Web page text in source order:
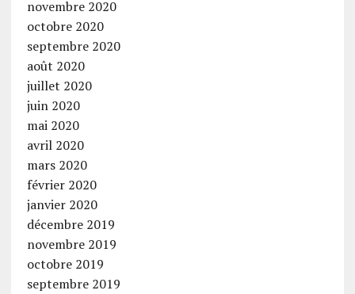
novembre 2020
octobre 2020
septembre 2020
août 2020
juillet 2020
juin 2020
mai 2020
avril 2020
mars 2020
février 2020
janvier 2020
décembre 2019
novembre 2019
octobre 2019
septembre 2019